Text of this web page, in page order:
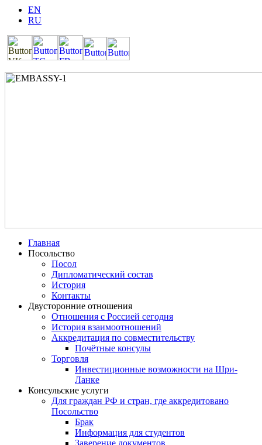
EN
RU
Главная
Посольство
Посол
Дипломатический состав
История
Контакты
Двусторонние отношения
Отношения с Россией сегодня
История взаимоотношений
Аккредитация по совместительству
Почётные консулы
Торговля
Инвестиционные возможности на Шри-
Ланке
Консульские услуги
Для граждан РФ и стран, где аккредитовано
Посольство
Брак
Информация для студентов
Заверение документов